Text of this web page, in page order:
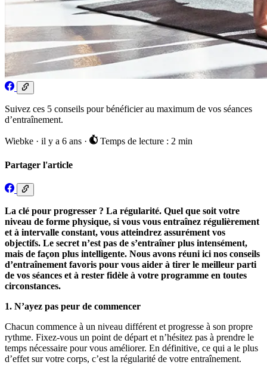
Suivez ces 5 conseils pour bénéficier au maximum de vos séances
d’entraînement.
Wiebke · il y a 6 ans · Temps de lecture : 2 min
Partager l'article
La clé pour progresser ? La régularité. Quel que soit votre
niveau de forme physique, si vous vous entraînez régulièrement
et à intervalle constant, vous atteindrez assurément vos
objectifs. Le secret n’est pas de s’entraîner plus intensément,
mais de façon plus intelligente. Nous avons réuni ici nos conseils
d’entraînement favoris pour vous aider à tirer le meilleur parti
de vos séances et à rester fidèle à votre programme en toutes
circonstances.
1. N’ayez pas peur de commencer
Chacun commence à un niveau différent et progresse à son propre
rythme. Fixez-vous un point de départ et n’hésitez pas à prendre le
temps nécessaire pour vous améliorer. En définitive, ce qui a le plus
d’effet sur votre corps, c’est la régularité de votre entraînement.